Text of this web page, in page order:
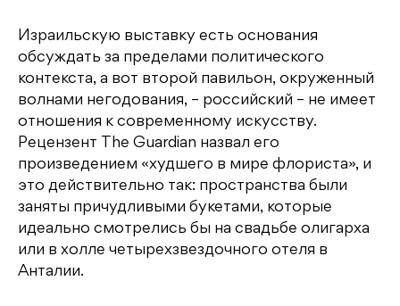
Израильскую выставку есть основания
обсуждать за пределами политического
контекста, а вот второй павильон, окруженный
волнами негодования, – российский – не имеет
отношения к современному искусству.
Рецензент The Guardian назвал его
произведением «худшего в мире флориста», и
это действительно так: пространства были
заняты причудливыми букетами, которые
идеально смотрелись бы на свадьбе олигарха
или в холле четырехзвездочного отеля в
Анталии.